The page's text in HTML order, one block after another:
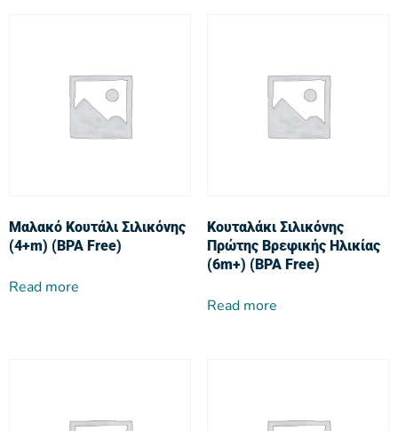
Μαλακό Κουτάλι Σιλικόνης
(4+m) (BPA Free)
Read more
Κουταλάκι Σιλικόνης
Πρώτης Βρεφικής Ηλικίας
(6m+) (BPA Free)
Read more